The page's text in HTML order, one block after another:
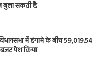
बुला सकती है
में हंगामे के बीच 59,019.54
पेश किया